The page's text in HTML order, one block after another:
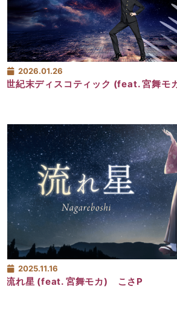
2026.01.26
世紀末ディスコティック (feat. 宮舞
2025.11.16
流れ星 (feat. 宮舞モカ) こさP